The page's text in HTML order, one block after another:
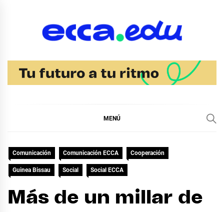
MENÚ
Comunicación Comunicación ECCA Cooperación
Guinea Bissau Social Social ECCA
Más de un millar de